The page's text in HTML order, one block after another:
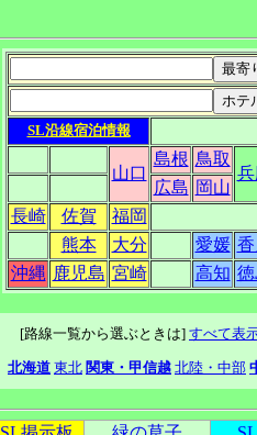
SL沿線宿泊情報
山口
島根 鳥取
広島 岡山
長崎
佐賀
福岡
熊本
大分 愛媛
沖縄 鹿児島 宮崎 高知
[路線一覧から選ぶときは] すべて表
北海道 東北 関東・甲信越 北陸・中部